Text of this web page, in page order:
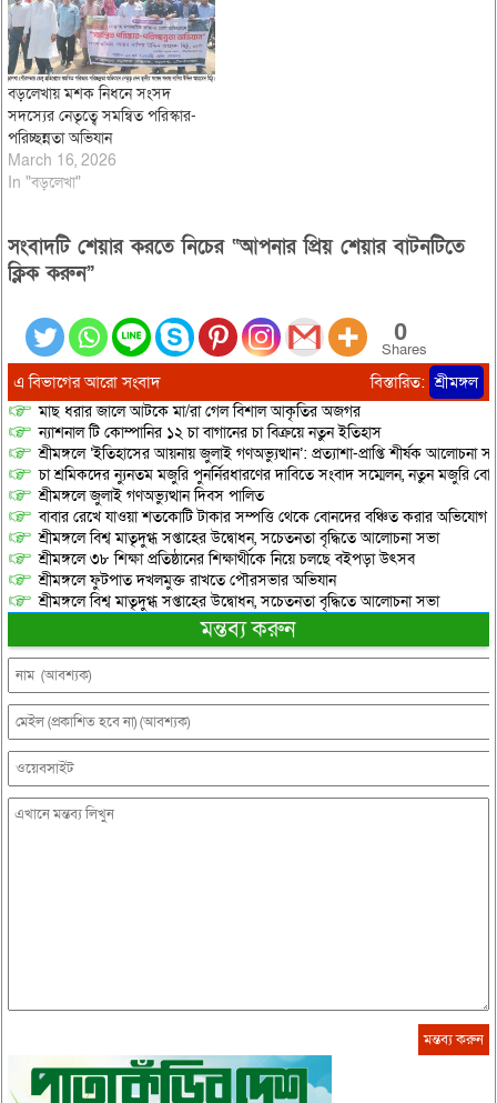
বড়লেখায় মশক নিধনে সংসদ
সদস্যের নেতৃত্বে সমন্বিত পরিস্কার-
পরিচ্ছন্নতা অভিযান
March 16, 2026
In "বড়লেখা"
সংবাদটি শেয়ার করতে নিচের “আপনার প্রিয় শেয়ার বাটনটিতে
ক্লিক করুন”
0
Shares
এ বিভাগের আরো সংবাদ বিস্তারিত: শ্রীমঙ্গল
মাছ ধরার জালে আটকে মা/রা গেল বিশাল আকৃতির অজগর
ন্যাশনাল টি কোম্পানির ১২ চা বাগানের চা বিক্রয়ে নতুন ইতিহাস
শ্রীমঙ্গলে ‘ইতিহাসের আয়নায় জুলাই গণঅভ্যুত্থান’: প্রত্যাশা-প্রাপ্তি শীর্ষক আলোচনা
চা শ্রমিকদের ন্যুনতম মজুরি পুনর্নিরধারণের দাবিতে সংবাদ সম্মেলন, নতুন মজুরি
শ্রীমঙ্গলে জুলাই গণঅভ্যুত্থান দিবস পালিত
বাবার রেখে যাওয়া শতকোটি টাকার সম্পত্তি থেকে বোনদের বঞ্চিত করার অভিযোগ
শ্রীমঙ্গলে বিশ্ব মাতৃদুগ্ধ সপ্তাহের উদ্বোধন, সচেতনতা বৃদ্ধিতে আলোচনা সভা
শ্রীমঙ্গলে ৩৮ শিক্ষা প্রতিষ্ঠানের শিক্ষার্থীকে নিয়ে চলছে বইপড়া উৎসব
শ্রীমঙ্গলে ফুটপাত দখলমুক্ত রাখতে পৌরসভার অভিযান
শ্রীমঙ্গলে বিশ্ব মাতৃদুগ্ধ সপ্তাহের উদ্বোধন, সচেতনতা বৃদ্ধিতে আলোচনা সভা
মন্তব্য করুন